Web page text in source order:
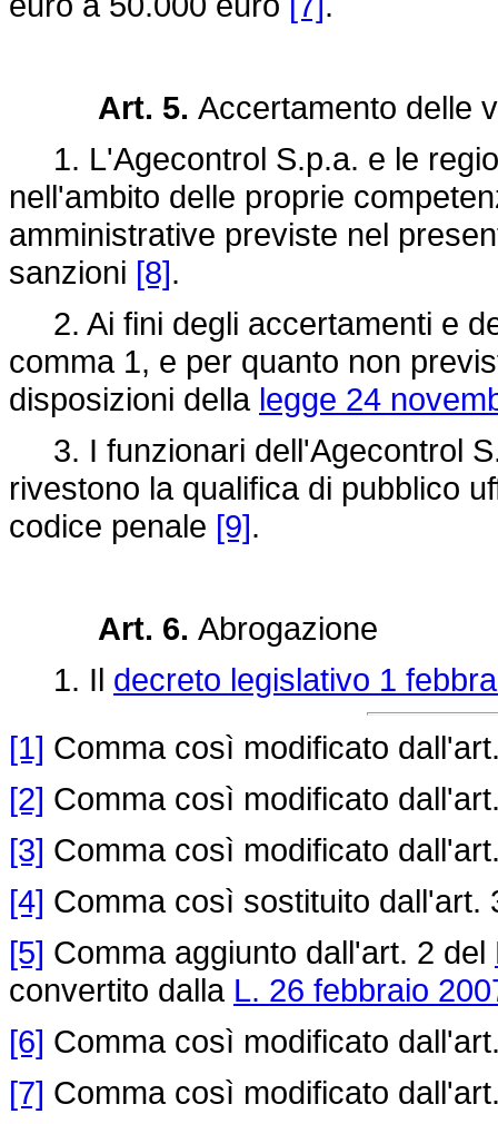
Art. 5. Accertamento delle
1. L'Agecontrol S.p.a. e le
nell'ambito delle proprie
amministrative previste nel
sanzioni [8].
2. Ai fini degli accertamenti e
comma 1, e per quanto non
disposizioni della legge 24
3. I funzionari dell'Agecontrol
rivestono la qualifica di pubblico
codice penale [9].
Art. 6. Abrogazione
1. Il decreto legislativo 1
[1] Comma così modificato
[2] Comma così modificato
[3] Comma così modificato
[4] Comma così sostituito dall'art.
[5] Comma aggiunto dall'art. 2 del
convertito dalla L. 26 febbraio
[6] Comma così modificato
[7] Comma così modificato